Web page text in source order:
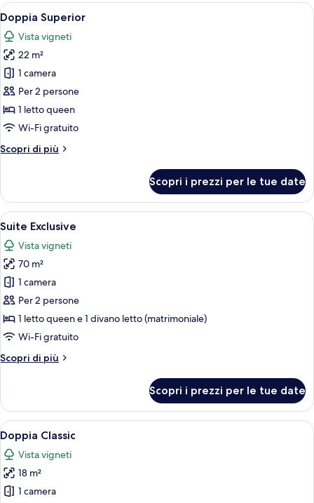
Apri
tutte
le
foto
per
Doppia
Superior
Una camera da letto ordinata con
34
Doppia Superior
Vista vigneti
22 m²
1 camera
Per 2 persone
1 letto queen
Wi-Fi gratuito
Scopri di più
Altri
Superior
Scopri i prezzi per le tue date
Apri
tutte
le
foto
per
Suite
Exclusive
Una stanza accogliente con soffitto
5
Suite Exclusive
Vista vigneti
70 m²
1 camera
Per 2 persone
1 letto queen e 1 divano letto (matrimoniale)
Wi-Fi gratuito
Scopri di più
Altri
Exclusive
Scopri i prezzi per le tue date
Apri
tutte
le
foto
per
Una camera da letto con un letto,
9
Doppia Classic
Vista vigneti
18 m²
1 camera